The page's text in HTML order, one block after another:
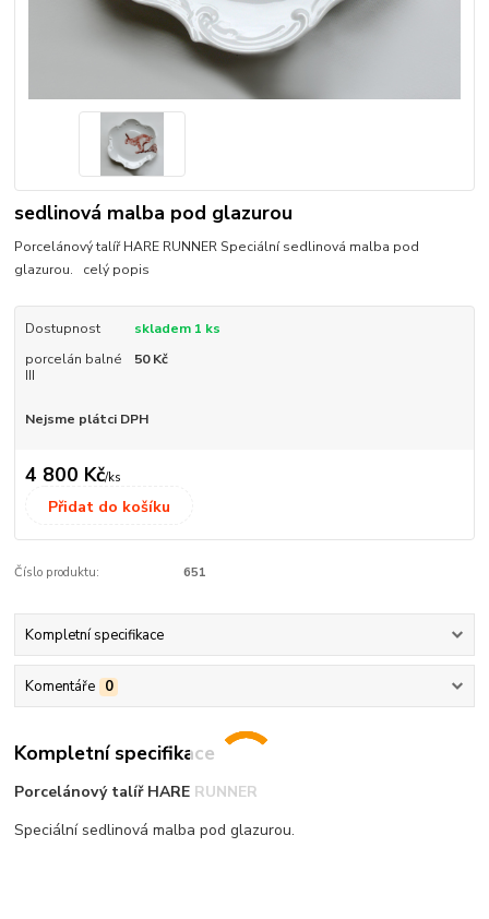
sedlinová malba pod glazurou
Porcelánový talíř HARE RUNNER Speciální sedlinová malba pod
glazurou. celý popis
Dostupnost
skladem 1 ks
porcelán balné
III
50 Kč
Nejsme plátci DPH
4 800 Kč/ks
Přidat do košíku
Číslo produktu: 651
Kompletní specifikace
Komentáře 0
Kompletní specifikace
Porcelánový talíř HARE RUNNER
Speciální sedlinová malba pod glazurou.